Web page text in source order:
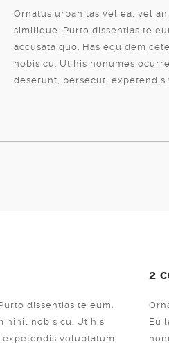
Ornatus urbanitas vel ea, vel
similique. Purto dissentias te
accusata quo. Has equidem
nobis cu. Ut his nonumes
deserunt, persecuti expetendis
dissentias te eum.
nihil nobis cu. Ut his
voluptatum
2
Eu